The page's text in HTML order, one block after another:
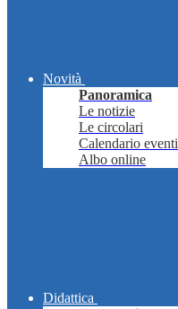
Novità
Panoramica
Le notizie
Le circolari
Calendario eventi
Albo online
Didattica